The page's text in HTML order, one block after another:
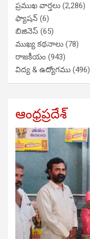
ప్రముఖ వార్తలు (2,286)
ఫ్యాషన్ (6)
బిజినెస్ (65)
ముఖ్య కథనాలు (78)
రాజకీయం (943)
విద్య & ఉద్యోగము (496)
ఆంధ్రప్రదేశ్